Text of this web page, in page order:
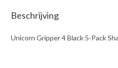
Beschrijving
Unicorn Gripper 4 Black 5-Pack